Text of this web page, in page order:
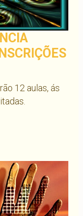
12 aulas, ás